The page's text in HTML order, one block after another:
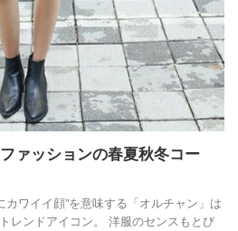
ァッションの春夏秋冬コー
カワイイ顔”を意味する「オルチャン」は
レンドアイコン。 洋服のセンスもとび